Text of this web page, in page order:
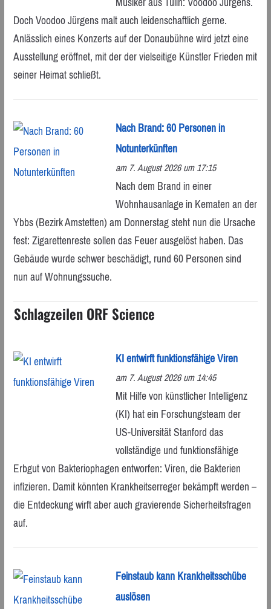
Doch Voodoo Jürgens malt auch leidenschaftlich gerne.
Anlässlich eines Konzerts auf der Donaubühne wird jetzt eine
Ausstellung eröffnet, mit der der vielseitige Künstler Frieden mit
seiner Heimat schließt.
Nach Brand: 60 Personen in
Notunterkünften
am 7. August 2026 um 17:15
Nach dem Brand in einer
Wohnhausanlage in Kematen an der
Ybbs (Bezirk Amstetten) am Donnerstag steht nun die Ursache
fest: Zigarettenreste sollen das Feuer ausgelöst haben. Das
Gebäude wurde schwer beschädigt, rund 60 Personen sind
nun auf Wohnungssuche.
Schlagzeilen ORF Science
KI entwirft funktionsfähige Viren
am 7. August 2026 um 14:45
Mit Hilfe von künstlicher Intelligenz
(KI) hat ein Forschungsteam der
US-Universität Stanford das
vollständige und funktionsfähige
Erbgut von Bakteriophagen entworfen: Viren, die Bakterien
infizieren. Damit könnten Krankheitserreger bekämpft werden –
die Entdeckung wirft aber auch gravierende Sicherheitsfragen
auf.
Feinstaub kann Krankheitsschübe
auslösen